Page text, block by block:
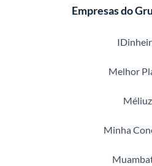
Empresas do
Melhor
Méliuz
Minha